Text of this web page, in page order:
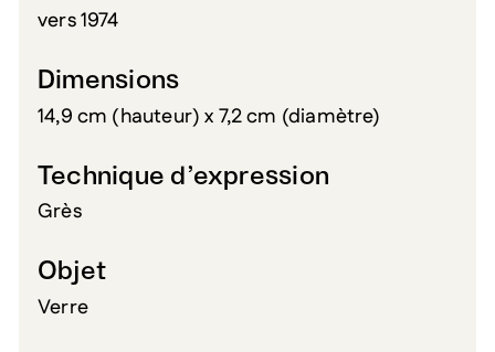
vers 1974
Dimensions
14,9 cm (hauteur) x 7,2 cm (diamètre)
Technique d’expression
Grès
Objet
Verre